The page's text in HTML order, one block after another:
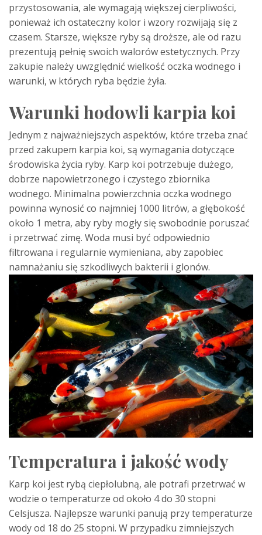
przystosowania, ale wymagają większej cierpliwości,
ponieważ ich ostateczny kolor i wzory rozwijają się z
czasem. Starsze, większe ryby są droższe, ale od razu
prezentują pełnię swoich walorów estetycznych. Przy
zakupie należy uwzględnić wielkość oczka wodnego i
warunki, w których ryba będzie żyła.
Warunki hodowli karpia koi
Jednym z najważniejszych aspektów, które trzeba znać
przed zakupem karpia koi, są wymagania dotyczące
środowiska życia ryby. Karp koi potrzebuje dużego,
dobrze napowietrzonego i czystego zbiornika
wodnego. Minimalna powierzchnia oczka wodnego
powinna wynosić co najmniej 1000 litrów, a głębokość
około 1 metra, aby ryby mogły się swobodnie poruszać
i przetrwać zimę. Woda musi być odpowiednio
filtrowana i regularnie wymieniana, aby zapobiec
namnażaniu się szkodliwych bakterii i glonów.
Temperatura i jakość wody
Karp koi jest rybą ciepłolubną, ale potrafi przetrwać w
wodzie o temperaturze od około 4 do 30 stopni
Celsjusza. Najlepsze warunki panują przy temperaturze
wody od 18 do 25 stopni. W przypadku zimniejszych